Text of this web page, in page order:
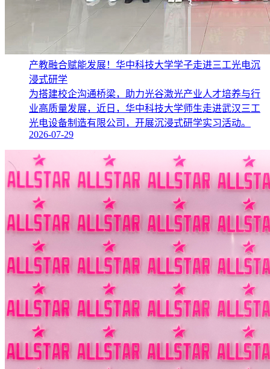
产教融合赋能发展！华中科技大学学子走进三工光电沉
浸式研学
为搭建校企沟通桥梁，助力光谷激光产业人才培养与行
业高质量发展，近日，华中科技大学师生走进武汉三工
光电设备制造有限公司，开展沉浸式研学实习活动。
2026-07-29